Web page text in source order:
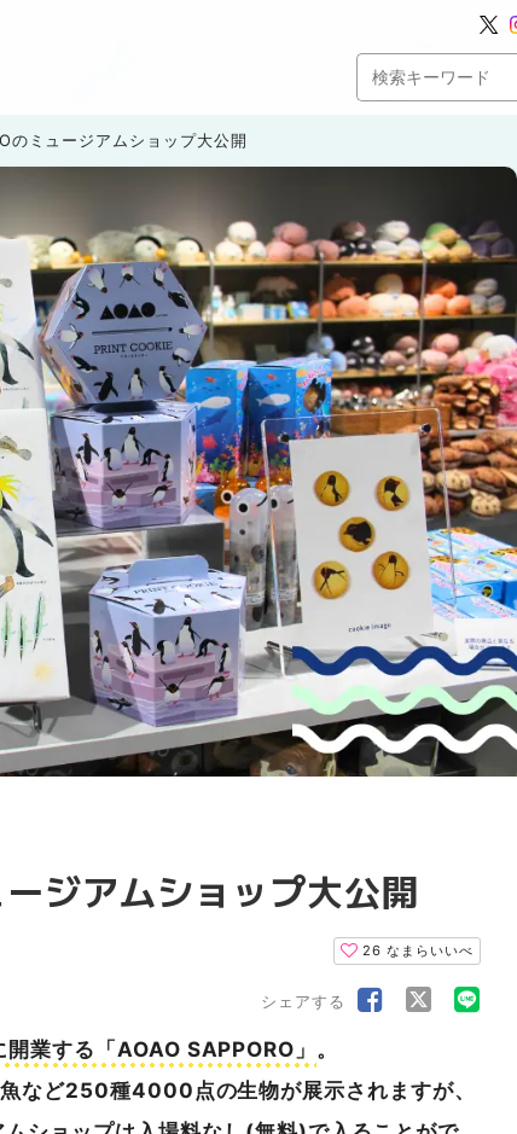
のミュージアムショップ大公開
ジアムショップ大公開
26 なまらいいべ
シェアする
業する「AOAO SAPPORO」 。
など250種4000点の生物が展示されますが、